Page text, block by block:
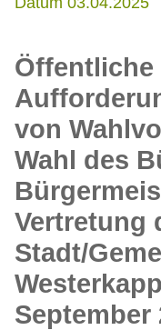
Öffentliche
von
Wahl des
Vertretung
Stadt/
September